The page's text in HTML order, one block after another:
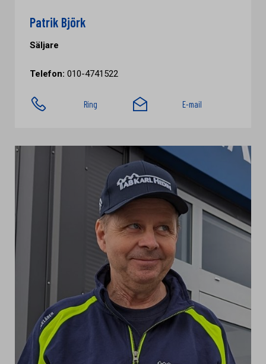
Patrik Björk
Säljare
Telefon: 010-4741522
Ring E-mail